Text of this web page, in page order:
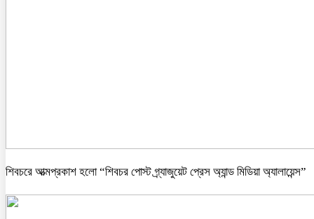
শিবচরে আত্মপ্রকাশ হলো “শিবচর পোস্ট গ্র্যাজুয়েট প্রেস অ্যান্ড মিডিয়া অ্যালায়েন্স”